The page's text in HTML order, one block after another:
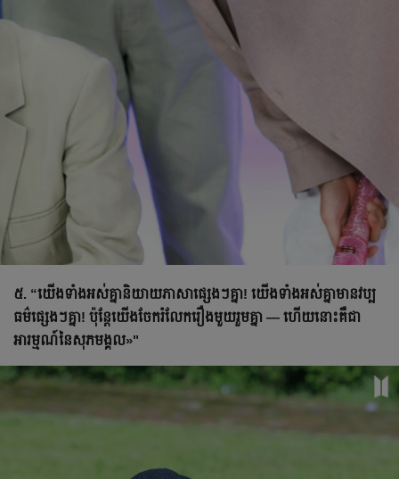
៥. “យើងទាំងអស់គ្នានិយាយភាសាផ្សេងៗគ្នា! យើងទាំងអស់គ្នាមានវប្ប
ធម៌ផ្សេងៗគ្នា! ប៉ុន្តែ​យើង​ចែករំលែក​រឿង​មួយរួមគ្នា — ហើយ​នោះ​គឺជា​
អារម្មណ៍​នៃ​សុភមង្គល​»"